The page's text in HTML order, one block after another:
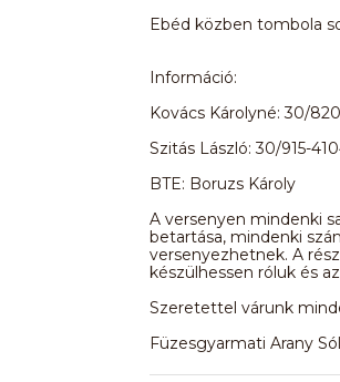
Ebéd közben tombola
Információ:
Kovács Károlyné: 30/
Szitás László: 30/915-
BTE: Boruzs Károly
A versenyen mindenki
betartása, mindenki
versenyezhetnek. A
készülhessen róluk és
Szeretettel várunk
Füzesgyarmati Arany